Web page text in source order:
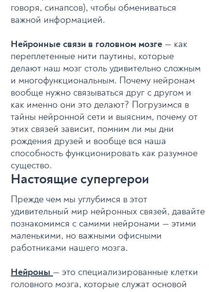
говоря, синапсов), чтобы обмениваться
важной информацией.
Нейронные связи в головном мозге — как
переплетенные нити паутины, которые
делают наш мозг столь удивительно сложным
и многофункциональным. Почему нейронам
вообще нужно связываться друг с другом и
как именно они это делают? Погрузимся в
тайны нейронной сети и выясним, почему от
этих связей зависит, помним ли мы дни
рождения друзей и вообще вся наша
способность функционировать как разумное
существо.
Настоящие супергерои
Прежде чем мы углубимся в этот
удивительный мир нейронных связей, давайте
познакомимся с самими нейронами — этими
маленькими, но важными офисными
работниками нашего мозга.
Нейроны — это специализированные клетки
головного мозга, которые служат основой